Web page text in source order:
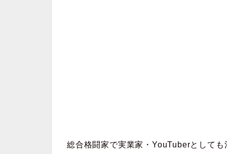
総合格闘家で実業家・YouTuberとして